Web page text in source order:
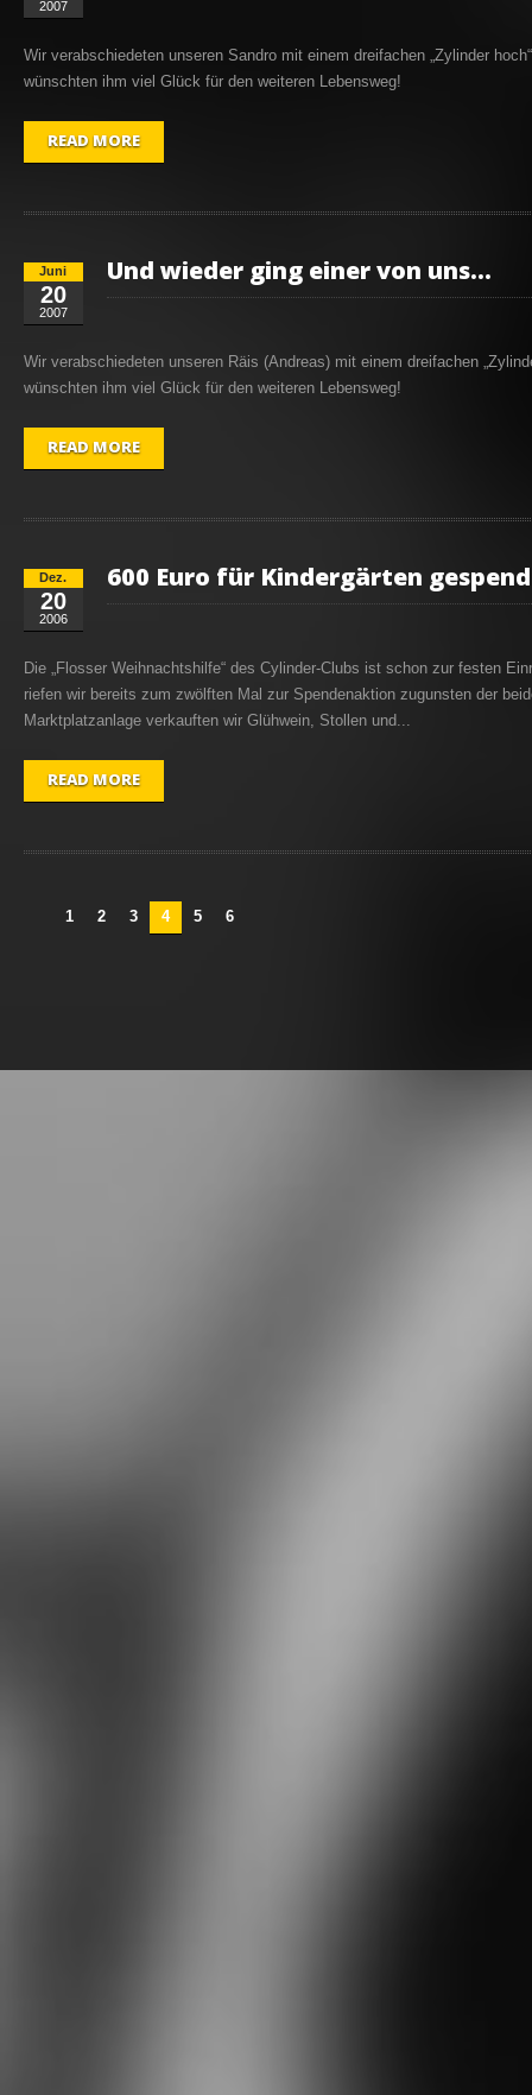
2007
Wir verabschiedeten unseren Sandro mit einem dreifachen „Zylinder
wünschten ihm viel Glück für den weiteren Lebensweg!
READ MORE
Juni
20
2007
Und wieder ging einer von uns…
Wir verabschiedeten unseren Räis (Andreas) mit einem dreifachen
wünschten ihm viel Glück für den weiteren Lebensweg!
READ MORE
Dez.
20
2006
600 Euro für Kindergärten
Die „Flosser Weihnachtshilfe“ des Cylinder-Clubs ist schon zur festen
riefen wir bereits zum zwölften Mal zur Spendenaktion zugunsten der
Marktplatzanlage verkauften wir Glühwein, Stollen und...
READ MORE
1 2 3 4 5 6